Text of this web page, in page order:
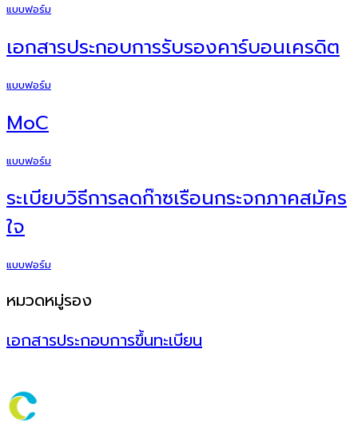
แบบฟอร์ม
เอกสารประกอบการรับรองคาร์บอนเครดิต
แบบฟอร์ม
MoC
แบบฟอร์ม
ระเบียบวิธีการลดก๊าซเรือนกระจกภาคสมัคร
ใจ
แบบฟอร์ม
หมวดหมู่รอง
เอกสารประกอบการขึ้นทะเบียน